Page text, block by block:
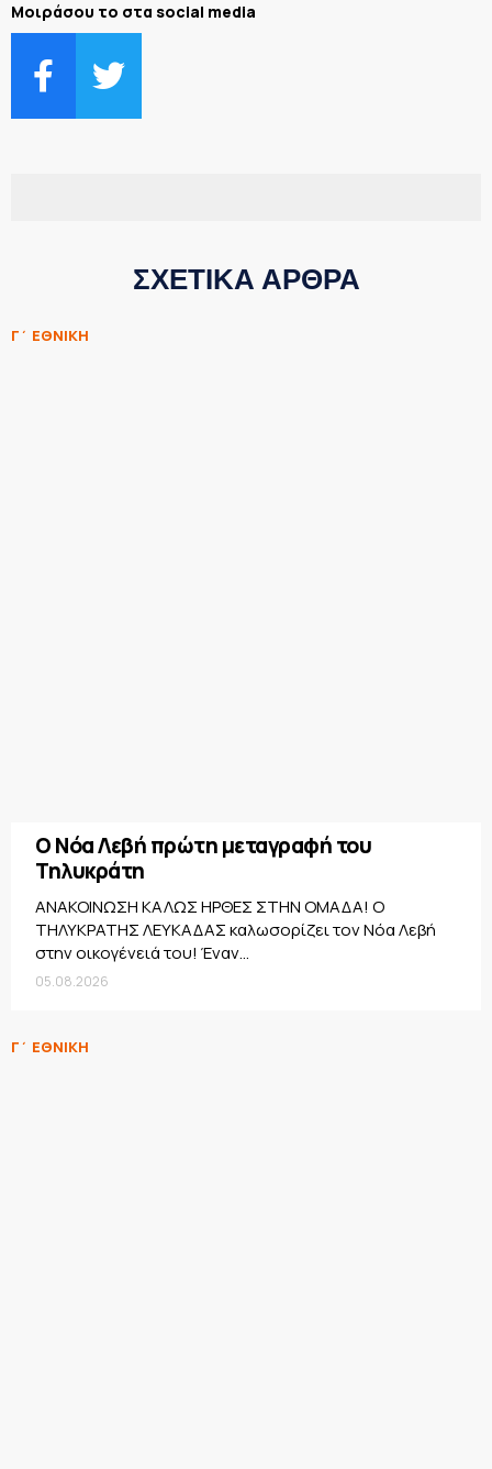
Μοιράσου το στα social media
ΣΧΕΤΙΚΑ ΑΡΘΡΑ
Γ΄ ΕΘΝΙΚΗ
Ο Νόα Λεβή πρώτη μεταγραφή του
Τηλυκράτη
ΑΝΑΚΟΙΝΩΣΗ ΚΑΛΩΣ ΗΡΘΕΣ ΣΤΗΝ ΟΜΑΔΑ! Ο
ΤΗΛΥΚΡΑΤΗΣ ΛΕΥΚΑΔΑΣ καλωσορίζει τον Νόα Λεβή
στην οικογένειά του! Έναν...
05.08.2026
Γ΄ ΕΘΝΙΚΗ